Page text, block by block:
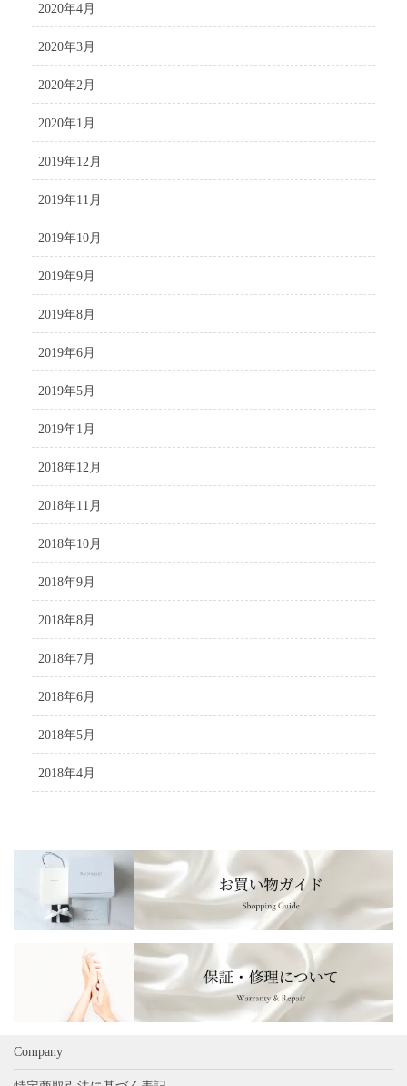
2020年4月
2020年3月
2020年2月
2020年1月
2019年12月
2019年11月
2019年10月
2019年9月
2019年8月
2019年6月
2019年5月
2019年1月
2018年12月
2018年11月
2018年10月
2018年9月
2018年8月
2018年7月
2018年6月
2018年5月
2018年4月
Company